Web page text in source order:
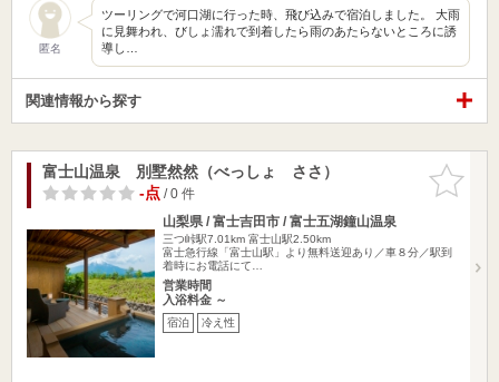
匿名
ツーリングで河口湖に行った時、飛び込みで宿泊しました。 大雨
に見舞われ、びしょ濡れで到着したら雨のあたらないところに誘
導し…
関連情報から探す
お気に入
りに追加
富士山温泉 別墅然然（べっしょ ささ）
-点/ 0 件
山梨県 / 富士吉田市 / 富士五湖鐘山温泉
三つ峠駅7.01km 富士山駅2.50km
富士急行線「富士山駅」より無料送迎あり／車８分／駅到
着時にお電話にて…
営業時間
入浴料金 ～
宿泊 冷え性